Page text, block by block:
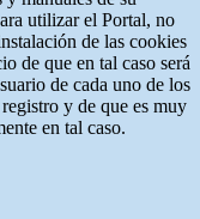
utilizar el Portal, no
de las cookies
de que en tal caso será
de cada uno de los
y de que es muy
en tal caso.